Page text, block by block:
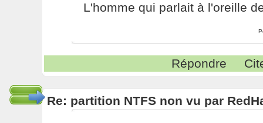
L'homme qui parlait à l'oreille
Répondre
Re: partition NTFS non vu par